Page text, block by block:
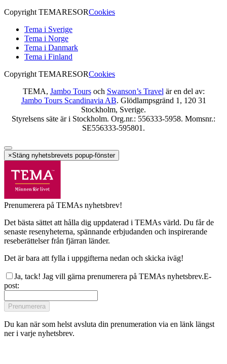
Copyright TEMARESORCookies
Tema i Sverige
Tema i Norge
Tema i Danmark
Tema i Finland
Copyright TEMARESORCookies
TEMA, Jambo Toursoch Swanson’s Travelär en del av:
Jambo Tours Scandinavia AB. Glödlampsgränd 1, 120 31
Stockholm, Sverige.
Styrelsens säte är i Stockholm. Org.nr.: 556333-5958. Momsnr.:
SE556333-595801.
×Stäng nyhetsbrevets popup-fönster
Prenumerera på TEMAs nyhetsbrev!
Det bästa sättet att hålla dig uppdaterad i TEMAs värld. Du får de
senaste resenyheterna, spännande erbjudanden och inspirerande
reseberättelser från fjärran länder.
Det är bara att fylla i uppgifterna nedan och skicka iväg!
Ja, tack! Jag vill gärna prenumerera på TEMAs nyhetsbrev.E-
post:
Prenumerera
Du kan när som helst avsluta din prenumeration via en länk längst
ner i varje nyhetsbrev.